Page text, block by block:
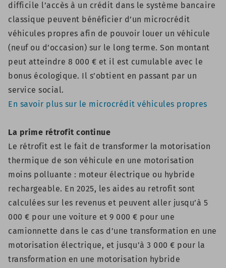
difficile l’accès à un crédit dans le système bancaire
classique peuvent bénéficier d’un microcrédit
véhicules propres afin de pouvoir louer un véhicule
(neuf ou d’occasion) sur le long terme. Son montant
peut atteindre 8 000 € et il est cumulable avec le
bonus écologique. Il s’obtient en passant par un
service social.
En savoir plus sur le microcrédit véhicules propres
La prime rétrofit continue
Le rétrofit est le fait de transformer la motorisation
thermique de son véhicule en une motorisation
moins polluante : moteur électrique ou hybride
rechargeable. En 2025, les aides au retrofit sont
calculées sur les revenus et peuvent aller jusqu’à 5
000 € pour une voiture et 9 000 € pour une
camionnette dans le cas d’une transformation en une
motorisation électrique, et jusqu’à 3 000 € pour la
transformation en une motorisation hybride